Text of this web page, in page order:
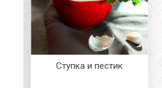
Ступка и пестик